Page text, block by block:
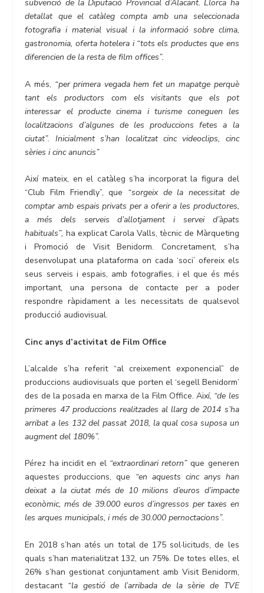
subvenció de la Diputació Provincial d’Alacant. Llorca ha
detallat que el catàleg compta amb una seleccionada
fotografia i material visual i la informació sobre clima,
gastronomia, oferta hotelera i “tots els productes que ens
diferencien de la resta de film offices”.
A més, “per primera vegada hem fet un mapatge perquè
tant els productors com els visitants que els pot
interessar el producte cinema i turisme coneguen les
localitzacions d’algunes de les produccions fetes a la
ciutat”. Inicialment s’han localitzat cinc videoclips, cinc
sèries i cinc anuncis”
Així mateix, en el catàleg s’ha incorporat la figura del
“Club Film Friendly”, que “sorgeix de la necessitat de
comptar amb espais privats per a oferir a les productores,
a més dels serveis d’allotjament i servei d’àpats
habituals”, ha explicat Carola Valls, tècnic de Màrqueting
i Promoció de Visit Benidorm. Concretament, s’ha
desenvolupat una plataforma on cada ‘soci’ ofereix els
seus serveis i espais, amb fotografies, i el que és més
important, una persona de contacte per a poder
respondre ràpidament a les necessitats de qualsevol
producció audiovisual.
Cinc anys d’activitat de Film Office
L’alcalde s’ha referit “al creixement exponencial” de
produccions audiovisuals que porten el ‘segell Benidorm’
des de la posada en marxa de la Film Office. Així, “de les
primeres 47 produccions realitzades al llarg de 2014 s’ha
arribat a les 132 del passat 2018, la qual cosa suposa un
augment del 180%”.
Pérez ha incidit en el “extraordinari retorn” que generen
aquestes produccions, que “en aquests cinc anys han
deixat a la ciutat més de 10 milions d’euros d’impacte
econòmic, més de 39.000 euros d’ingressos per taxes en
les arques municipals, i més de 30.000 pernoctacions”.
En 2018 s’han atés un total de 175 sol·licituds, de les
quals s’han materialitzat 132, un 75%. De totes elles, el
26% s’han gestionat conjuntament amb Visit Benidorm,
destacant “la gestió de l’arribada de la sèrie de TVE